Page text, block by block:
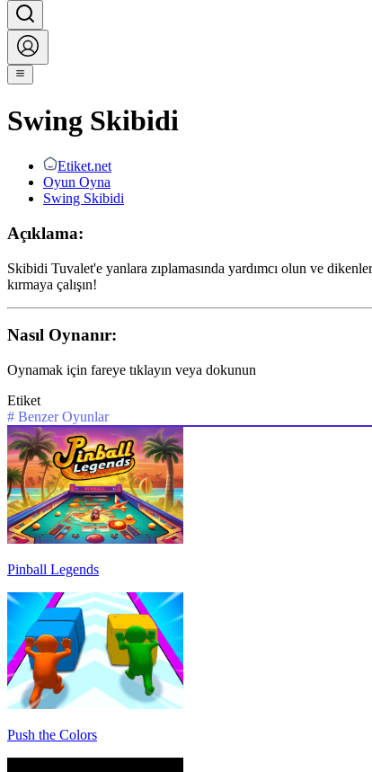
Swing Skibidi
Etiket.net
Oyun Oyna
Swing Skibidi
Açıklama:
Skibidi Tuvalet'e yanlara zıplamasında yardımcı olun ve
kırmaya çalışın!
Nasıl Oynanır:
Oynamak için fareye tıklayın veya dokunun
Etiket
# Benzer Oyunlar
Pinball Legends
Push the Colors